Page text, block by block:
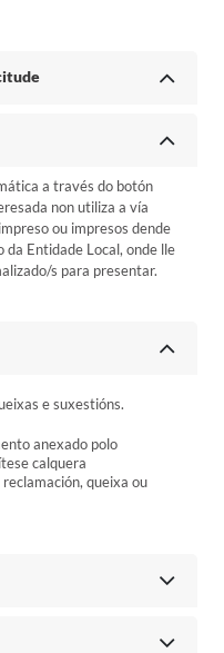
a través do botón
non utiliza a vía
ou impresos dende
Entidade Local, onde lle
s para presentar.
e suxestións.
anexado polo
calquera
queixa ou